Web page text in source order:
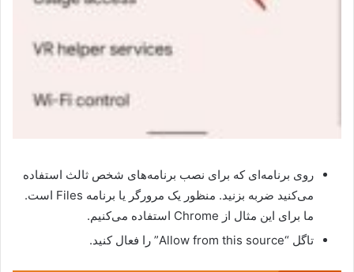
روی برنامه‌ای که برای نصب برنامه‌های شخص ثالث استفاده
می‌کنید ضربه بزنید. منظور یک مرورگر یا برنامه Files است.
ما برای این مثال از Chrome استفاده می‌کنیم.
تاگل “Allow from this source” را فعال کنید.